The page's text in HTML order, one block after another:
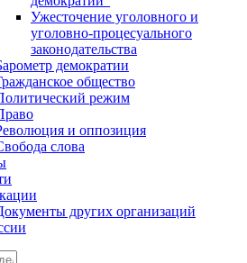
Ужесточение уголовного и
уголовно-процесуального
законодательства
демократии
общество
режим
и оппозиция
слова
других организаций